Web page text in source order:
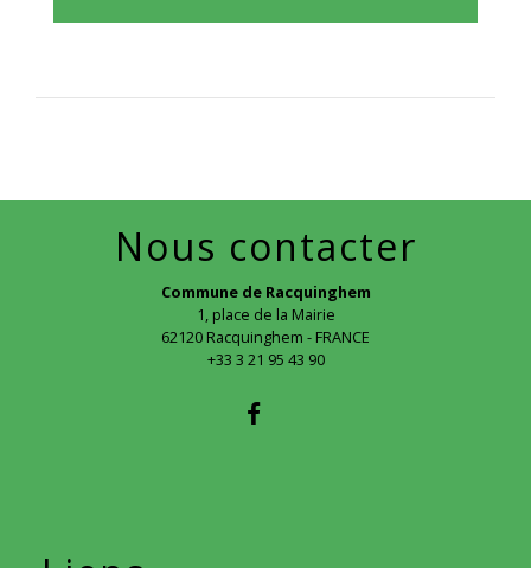
Nous contacter
Commune de Racquinghem
1, place de la Mairie
62120 Racquinghem - FRANCE
+33 3 21 95 43 90